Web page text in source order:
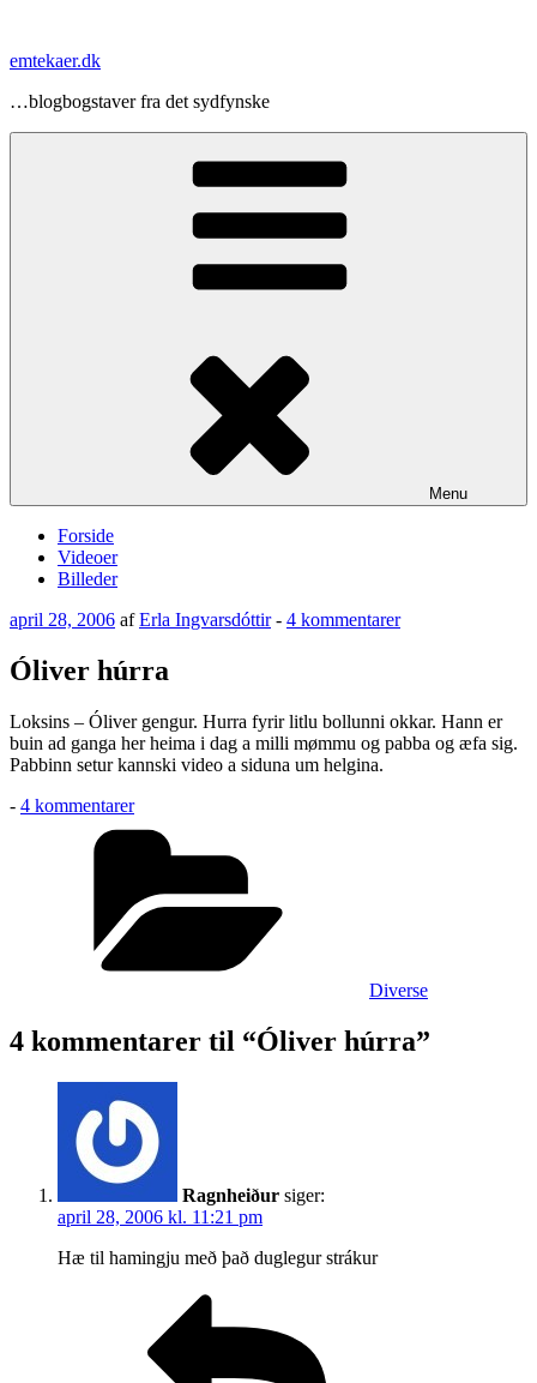
indhold
emtekaer.dk
…blogbogstaver fra det sydfynske
Menu
Forside
Videoer
Billeder
Udgivet
april 28, 2006 afErla Ingvarsdóttir- 4 kommentarertil
Óliver húrra
Loksins – Óliver gengur. Hurra fyrir litlu bollunni okkar. Hann er
buin ad ganga her heima i dag a milli mømmu og pabba og æfa sig.
Pabbinn setur kannski video a siduna um helgina.
- 4 kommentarertil
Óliver
húrra
Diverse
4 kommentarer til “Óliver húrra”
Ragnheiður siger:
april 28, 2006 kl. 11:21 pm
Hæ til hamingju með það duglegur strákur